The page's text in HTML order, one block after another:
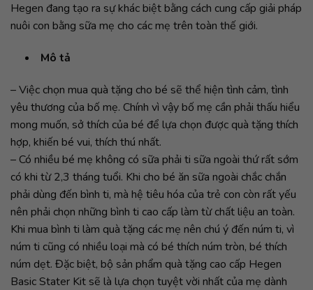
Hegen đang tạo ra sự khác biệt bằng cách cung cấp giải pháp
nuôi con bằng sữa mẹ cho các mẹ trên toàn thế giới.
Mô tả
– Việc chọn mua quà tặng cho bé sẽ thể hiện tình cảm, tình
yêu thương của bố mẹ. Chính vì vậy bố mẹ cần phải thấu hiểu
mong muốn, sở thích của bé để lựa chọn được quà tặng thích
hợp, khiến bé vui, thích thú nhất.
– Có nhiều bé mẹ không có sữa phải ti sữa ngoài thứ rất sớm
có khi từ 2,3 tháng tuổi. Khi cho bé ăn sữa ngoài chắc chắn
phải dùng đến bình ti, mà hệ tiêu hóa của trẻ con còn rất yếu
nên phải chọn những bình ti cao cấp làm từ chất liệu an toàn.
Khi mua bình ti làm quà tặng các mẹ nên chú ý đến núm ti, vì
núm ti cũng có nhiều loại mà có bé thích núm tròn, bé thích
núm dẹt. Đặc biệt, bộ sản phẩm quà tặng cao cấp Hegen
Basic Stater Kit sẽ là lựa chọn tuyệt vời nhất của mẹ dành